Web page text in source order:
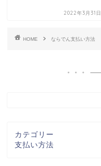
2022年3月31日
HOME ならでん支払い方法
カテゴリー
支払い方法